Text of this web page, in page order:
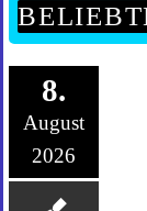
8.
August
2026